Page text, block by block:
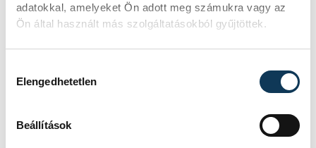
adatokkal, amelyeket Ön adott meg számukra vagy az
Ön által használt más szolgáltatásokból gyűjtöttek.
Elengedhetetlen
Beállítások
Infula Rouge az alapvörösborunk, amellyel
azt mutatjuk meg, hogy a mindszentkállai
és a felsőörsi terroir hogyan működik
együtt egy jó balatoni vörösborban. Ez egy
karakteres vörösbor, amely könnyen